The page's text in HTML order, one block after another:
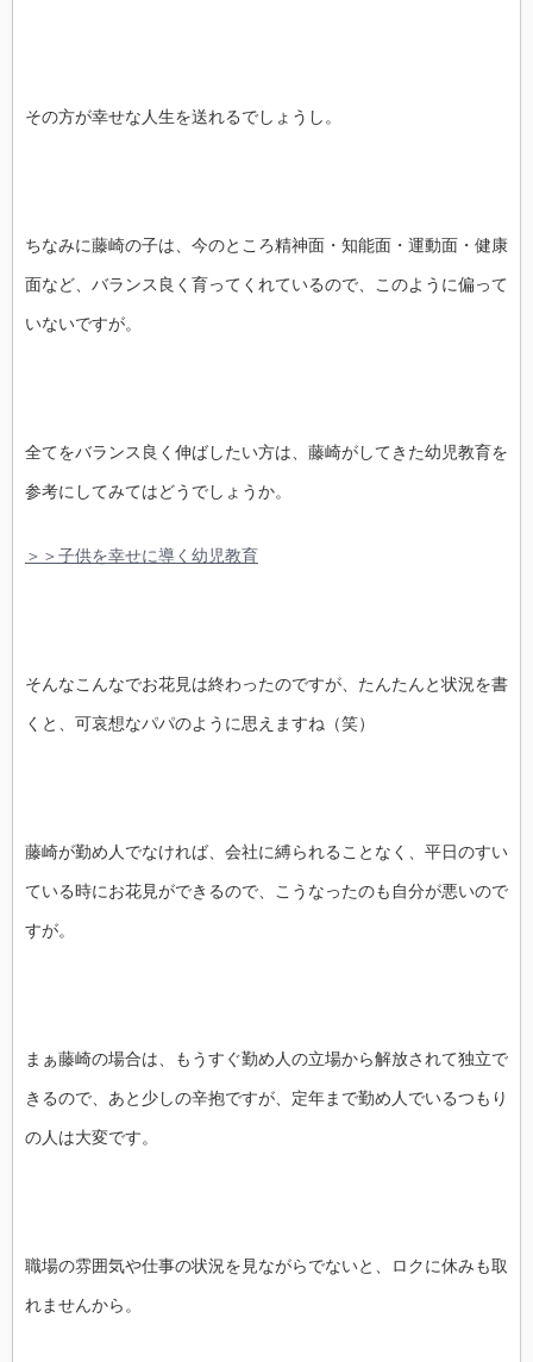
その方が幸せな人生を送れるでしょうし。
ちなみに藤崎の子は、今のところ精神面・知能面・運動面・健康
面など、バランス良く育ってくれているので、このように偏って
いないですが。
全てをバランス良く伸ばしたい方は、藤崎がしてきた幼児教育を
参考にしてみてはどうでしょうか。
＞＞子供を幸せに導く幼児教育
そんなこんなでお花見は終わったのですが、たんたんと状況を書
くと、可哀想なパパのように思えますね（笑）
藤崎が勤め人でなければ、会社に縛られることなく、平日のすい
ている時にお花見ができるので、こうなったのも自分が悪いので
すが。
まぁ藤崎の場合は、もうすぐ勤め人の立場から解放されて独立で
きるので、あと少しの辛抱ですが、定年まで勤め人でいるつもり
の人は大変です。
職場の雰囲気や仕事の状況を見ながらでないと、ロクに休みも取
れませんから。